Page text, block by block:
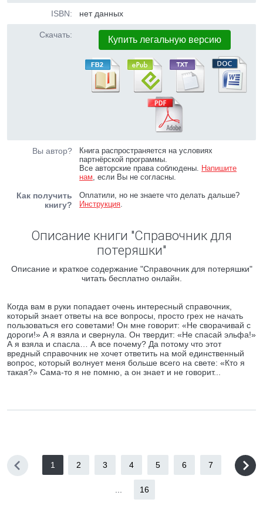
ISBN: нет данных
Скачать: Купить легальную версию
Вы автор?
Книга распространяется на условиях
партнёрской программы.
Все авторские права соблюдены. Напишите
нам, если Вы не согласны.
Как получить
книгу?
Оплатили, но не знаете что делать дальше?
Инструкция.
Описание книги "Справочник для
потеряшки"
Описание и краткое содержание "Справочник для потеряшки"
читать бесплатно онлайн.
Когда вам в руки попадает очень интересный справочник,
который знает ответы на все вопросы, просто грех не начать
пользоваться его советами! Он мне говорит: «Не сворачивай с
дороги!» А я взяла и свернула. Он твердит: «Не спасай эльфа!»
А я взяла и спасла… А все почему? Да потому что этот
вредный справочник не хочет ответить на мой единственный
вопрос, который волнует меня больше всего на свете: «Кто я
такая?» Сама-то я не помню, а он знает и не говорит...
1 2 3 4 5 6 7
16